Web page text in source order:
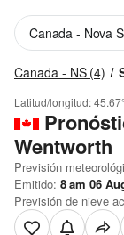
Canada - NS (4)
Latitud/longitud:
Wentworth
Previsión
Emitido: 8 am 06
Previsión de nieve